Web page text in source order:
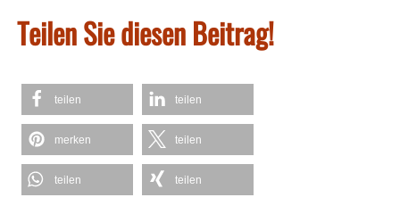
Teilen Sie diesen Beitrag!
teilen teilen
merken teilen
teilen teilen